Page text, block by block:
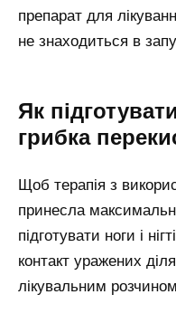
препарат для
не знаходиться в
Як
грибка
Щоб терапія з
принесла
підготувати ноги і
контакт уражених
лікувальним